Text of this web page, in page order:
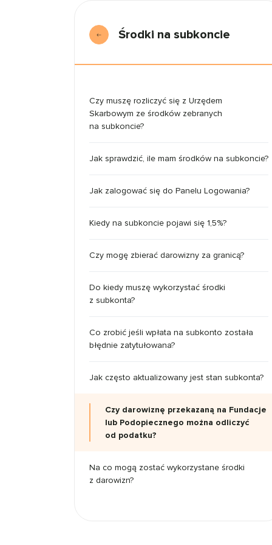
Środki na subkoncie
Czy muszę rozliczyć się z Urzędem
Skarbowym ze środków zebranych
na subkoncie?
Jak sprawdzić, ile mam środków na subkoncie?
Jak zalogować się do Panelu Logowania?
Kiedy na subkoncie pojawi się 1,5%?
Czy mogę zbierać darowizny za granicą?
Do kiedy muszę wykorzystać środki
z subkonta?
Co zrobić jeśli wpłata na subkonto została
błędnie zatytułowana?
Jak często aktualizowany jest stan subkonta?
Czy darowiznę przekazaną na Fundacje
lub Podopiecznego można odliczyć
od podatku?
Na co mogą zostać wykorzystane środki
z darowizn?